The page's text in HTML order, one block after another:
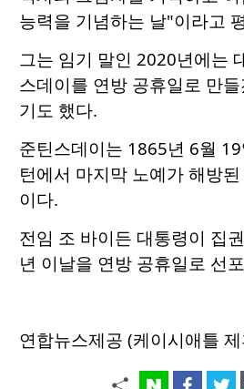
능력을 기념하는 날"이라고
그는 임기 말인 2020년에는
스데이를 연방 공휴일로 만
기도 했다.
준틴스데이는 1865년 6월
턴에서 마지막 노예가 해방
이다.
전임 조 바이든 대통령이 집
년 이날을 연방 공휴일로 선
연합뉴스제공 (케이시애틀